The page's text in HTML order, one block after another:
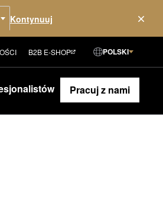
B2B E-SHOP POLSKI
Pracuj z nami